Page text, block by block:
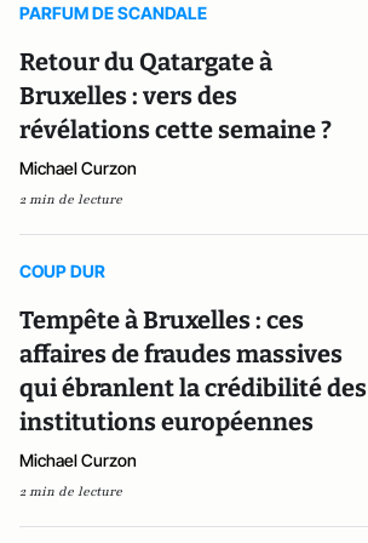
PARFUM DE SCANDALE
Retour du Qatargate à
Bruxelles : vers des
révélations cette semaine ?
Michael Curzon
2 min de lecture
COUP DUR
Tempête à Bruxelles : ces
affaires de fraudes massives
qui ébranlent la crédibilité des
institutions européennes
Michael Curzon
2 min de lecture